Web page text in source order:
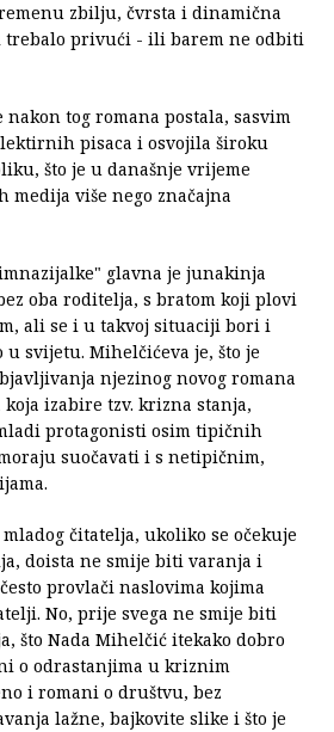
zbilju, čvrsta i dinamična
trebalo privući - ili barem ne odbiti
nakon tog romana postala, sasvim
pisaca i osvojila široku
što je u današnje vrijeme
više nego značajna
glavna je junakinja
oba roditelja, s bratom koji plovi
ali se i u takvoj situaciji bori i
u svijetu. Mihelčićeva je, što je
njezinog novog romana
izabire tzv. krizna stanja,
protagonisti osim tipičnih
suočavati i s netipičnim,
čitatelja, ukoliko se očekuje
doista ne smije biti varanja i
provlači naslovima kojima
No, prije svega ne smije biti
što Nada Mihelčić itekako dobro
o odrastanjima u kriznim
i romani o društvu, bez
lažne, bajkovite slike i što je